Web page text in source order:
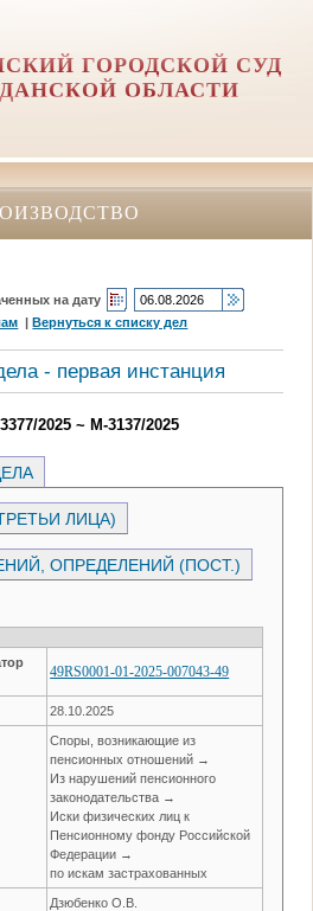
ГОРОДСКОЙ СУД
ОБЛАСТИ
на дату
|Вернуться к списку дел
- первая инстанция
2025 ~ М-3137/2025
ЛИЦА)
ОПРЕДЕЛЕНИЙ (ПОСТ.)
49RS0001-01-2025-007043-49
28.10.2025
Споры, возникающие из
пенсионных отношений →
Из нарушений пенсионного
законодательства →
Иски физических лиц к
Пенсионному фонду Российской
Федерации →
по искам застрахованных
Дзюбенко О.В.